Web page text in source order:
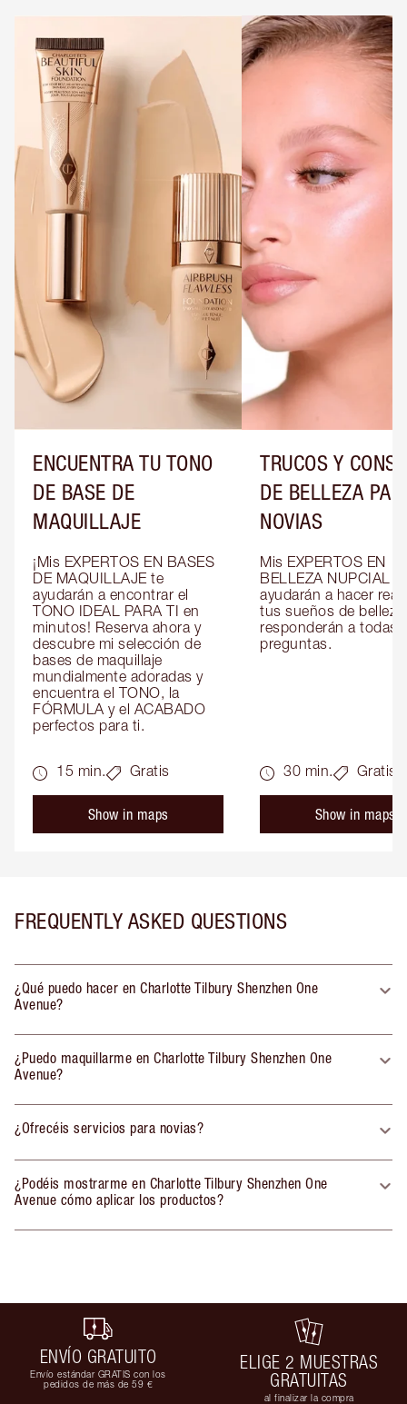
ENCUENTRA TU TONO
DE BASE DE
MAQUILLAJE
¡Mis EXPERTOS EN BASES
DE MAQUILLAJE te
ayudarán a encontrar el
TONO IDEAL PARA TI en
minutos! Reserva ahora y
descubre mi selección de
bases de maquillaje
mundialmente adoradas y
encuentra el TONO, la
FÓRMULA y el ACABADO
perfectos para ti.
15 min. Gratis
Show in maps
TRUCOS Y
DE BELLEZA
NOVIAS
Mis EXPERTOS EN
BELLEZA NUPCIAL te
ayudarán a hacer
tus sueños de belleza
responderán a todas
preguntas.
30 min. Gratis
Show in maps
FREQUENTLY ASKED QUESTIONS
¿Qué puedo hacer en Charlotte Tilbury Shenzhen One
Avenue?
¿Puedo maquillarme en Charlotte Tilbury Shenzhen One
Avenue?
¿Ofrecéis servicios para novias?
¿Podéis mostrarme en Charlotte Tilbury Shenzhen One
Avenue cómo aplicar los productos?
ENVÍO GRATUITO
Envío estándar GRATIS con los
pedidos de más de 59 €
ELIGE 2 MUESTRAS
GRATUITAS
al finalizar la compra